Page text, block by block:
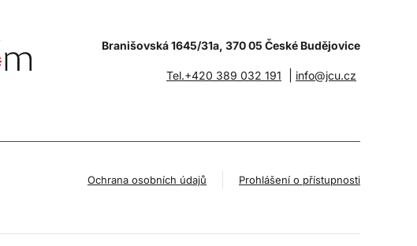
Branišovská 1645/31a, 370 05 České Budějovice
Tel.+420 389 032 191 info@jcu.cz
Ochrana osobních údajů Prohlášení o přístupnosti